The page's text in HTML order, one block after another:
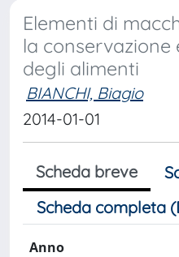
Elementi di
la
degli alimenti
BIANCHI, Biagio
2014-01-01
Scheda breve
Scheda completa
Anno